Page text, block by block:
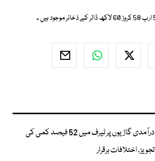
درآمدی گاڑیوں پر ٹیرف میں 52 فیصد کمی کی
تجویز، اختلافات برقرار